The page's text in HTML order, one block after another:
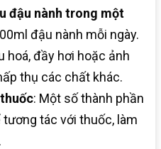
đậu nành trong một
đậu nành mỗi ngày.
hoá, đầy hơi hoặc ảnh
thụ các chất khác.
: Một số thành phần
tác với thuốc, làm